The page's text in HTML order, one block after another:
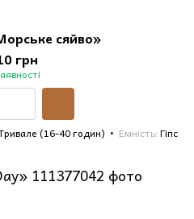
сяйво»
грн
(16-40 годин) Емність Гіпс